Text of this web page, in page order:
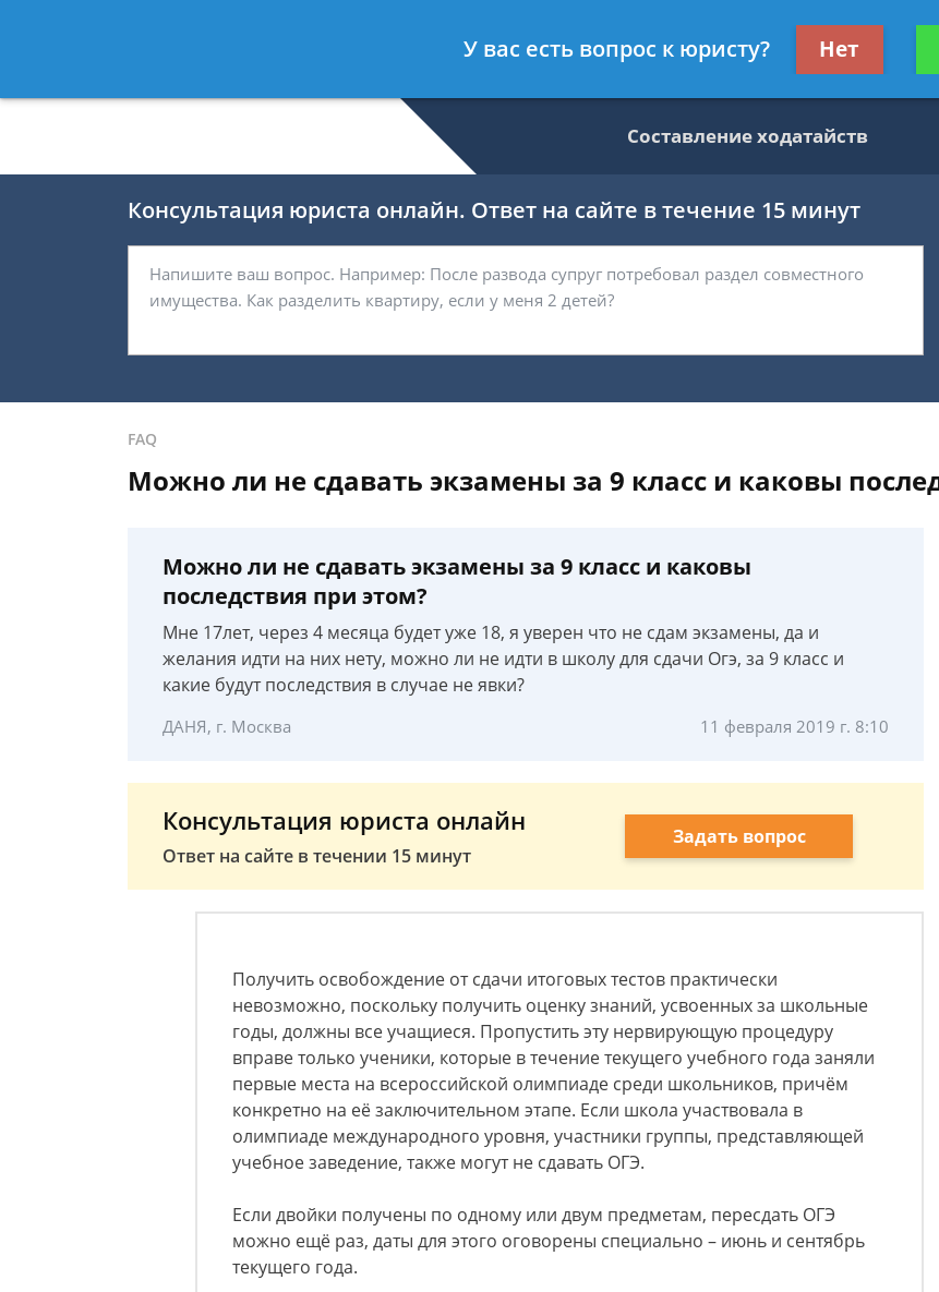
- Юрист по гражданскому праву
Получите
Составление ходатайств
Консультация юриста онлайн. Ответ на сайте в течение 15 минут
FAQ
Можно ли не сдавать экзамены за 9 класс и каковы
Можно ли не сдавать экзамены за 9 класс и каковы
последствия при этом?
Мне 17лет, через 4 месяца будет уже 18, я уверен что не сдам экзамены, да и
желания идти на них нету, можно ли не идти в школу для сдачи Огэ, за 9 класс и
какие будут последствия в случае не явки?
ДАНЯ, г. Москва 11 февраля 2019 г. 8:10
Консультация юриста онлайн
Ответ на сайте в течении 15 минут
Задать вопрос
Получить освобождение от сдачи итоговых тестов практически
невозможно, поскольку получить оценку знаний, усвоенных за школьные
годы, должны все учащиеся. Пропустить эту нервирующую процедуру
вправе только ученики, которые в течение текущего учебного года заняли
первые места на всероссийской олимпиаде среди школьников, причём
конкретно на её заключительном этапе. Если школа участвовала в
олимпиаде международного уровня, участники группы, представляющей
учебное заведение, также могут не сдавать ОГЭ.
Если двойки получены по одному или двум предметам, пересдать ОГЭ
можно ещё раз, даты для этого оговорены специально – июнь и сентябрь
текущего года.
У вас есть вопрос к юристу? Нет